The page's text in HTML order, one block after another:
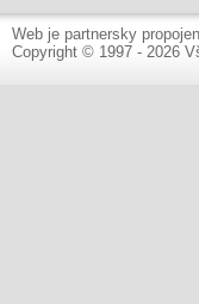
Web je partnersky
Copyright © 1997 - 2026